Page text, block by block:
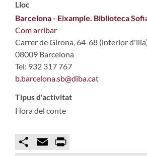
Lloc
Barcelona - Eixample. Biblioteca
Com arribar
Carrer de Girona, 64-68 (interior
08009 Barcelona
Tel: 932 317 767
b.barcelona.sb@diba.cat
Tipus d'activitat
Hora del conte
Compartir
Email